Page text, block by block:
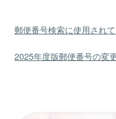
郵便番号検索に使用され
2025年度版郵便番号の変